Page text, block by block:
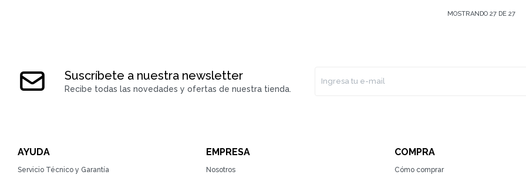
MOSTRANDO27 DE27
Suscríbete a nuestra newsletter
Recibe todas las novedades y ofertas de nuestra tienda.
AYUDA
Servicio Técnico y Garantía
EMPRESA
Nosotros
COMPRA
Cómo comprar